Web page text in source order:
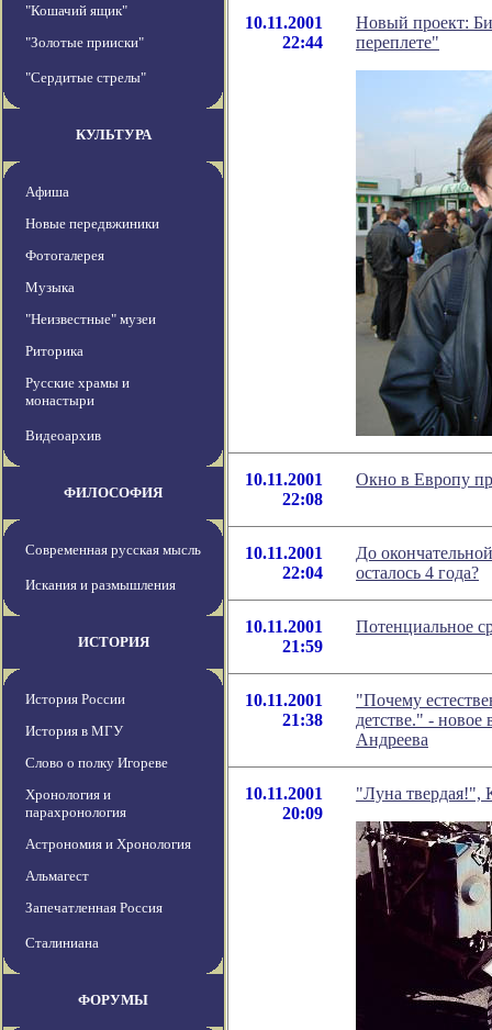
"Кошачий ящик"
"Золотые прииски"
"Сердитые стрелы"
КУЛЬТУРА
Афиша
Новые передвжиники
Фотогалерея
Музыка
"Неизвестные" музеи
Риторика
Русские храмы и
монастыри
Видеоархив
ФИЛОСОФИЯ
Современная русская мысль
Искания и размышления
ИСТОРИЯ
История России
История в МГУ
Слово о полку Игореве
Хронология и
парахронология
Астрономия и Хронология
Альмагест
Запечатленная Россия
Сталиниана
ФОРУМЫ
10.11.2001
22:44
Новый проект:
переплете"
10.11.2001
22:08
Окно в Европу
10.11.2001
22:04
До
осталось 4 года?
10.11.2001
21:59
Потенциальное
10.11.2001
21:38
"Почему
детстве." -
Андреева
10.11.2001
20:09
"Луна твердая!",